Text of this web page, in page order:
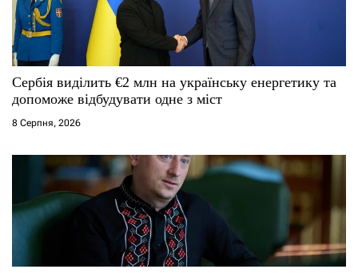
Сербія виділить €2 млн на українську енергетику та
допоможе відбудувати одне з міст
8 Серпня, 2026